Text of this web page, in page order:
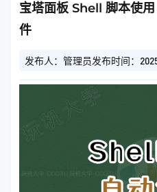
宝塔面板 Shell 脚本使
件
发布人：管理员发布时间：